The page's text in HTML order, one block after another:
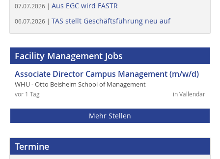
07.07.2026 | Aus EGC wird FASTR
06.07.2026 | TAS stellt Geschäftsführung neu auf
Facility Management Jobs
Associate Director Campus Management (m/w/d)
WHU - Otto Beisheim School of Management
in Vallendar
vor 1 Tag
Mehr Stellen
Termine